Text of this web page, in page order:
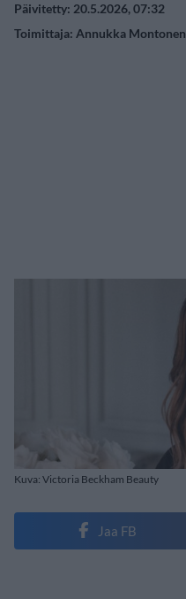
Päivitetty: 20.5.2026, 07:32
Toimittaja: Annukka Montonen
Kuva: Victoria Beckham Beauty
Jaa FB